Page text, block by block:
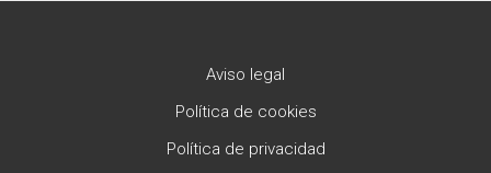
Aviso legal
Política de cookies
Política de privacidad